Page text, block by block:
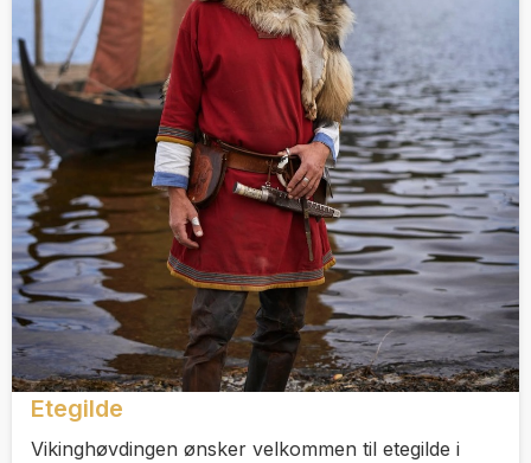
Etegilde
Vikinghøvdingen ønsker velkommen til etegilde i